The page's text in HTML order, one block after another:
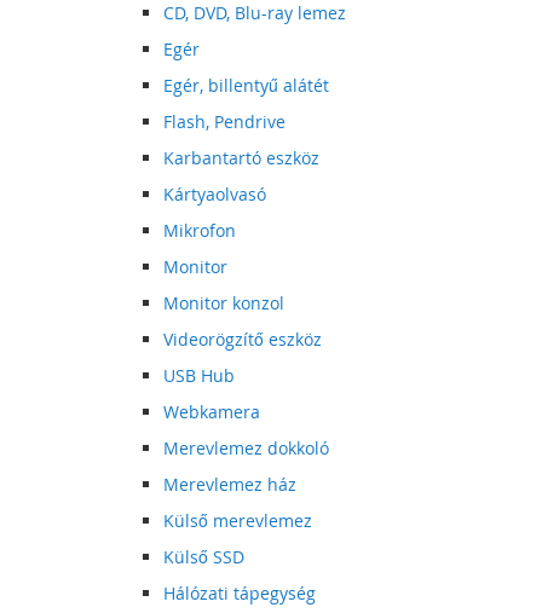
CD, DVD, Blu-ray lemez
Egér
Egér, billentyű alátét
Flash, Pendrive
Karbantartó eszköz
Kártyaolvasó
Mikrofon
Monitor
Monitor konzol
Videorögzítő eszköz
USB Hub
Webkamera
Merevlemez dokkoló
Merevlemez ház
Külső merevlemez
Külső SSD
Hálózati tápegység